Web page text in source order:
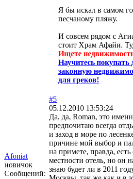
Я бы искал в самом
песчаному пляжу.
И совсем рядом с
стоит Храм Афайи.
Ищете
Научитесь покупать
законную
для греков!
Afoniat
новичок
Сообщений:
#5
05.12.2010 13:53:24
Да, да, Roman, это
предпочитаю всегда
и заход в море по
причине мой выбор и
на примете, правда,
местности отель, но он
знаю будет ли в 2011